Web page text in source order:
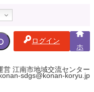
ログイン
ホ
ム
営 江南市地域交流センター
sdgs@konan-koryu.jp